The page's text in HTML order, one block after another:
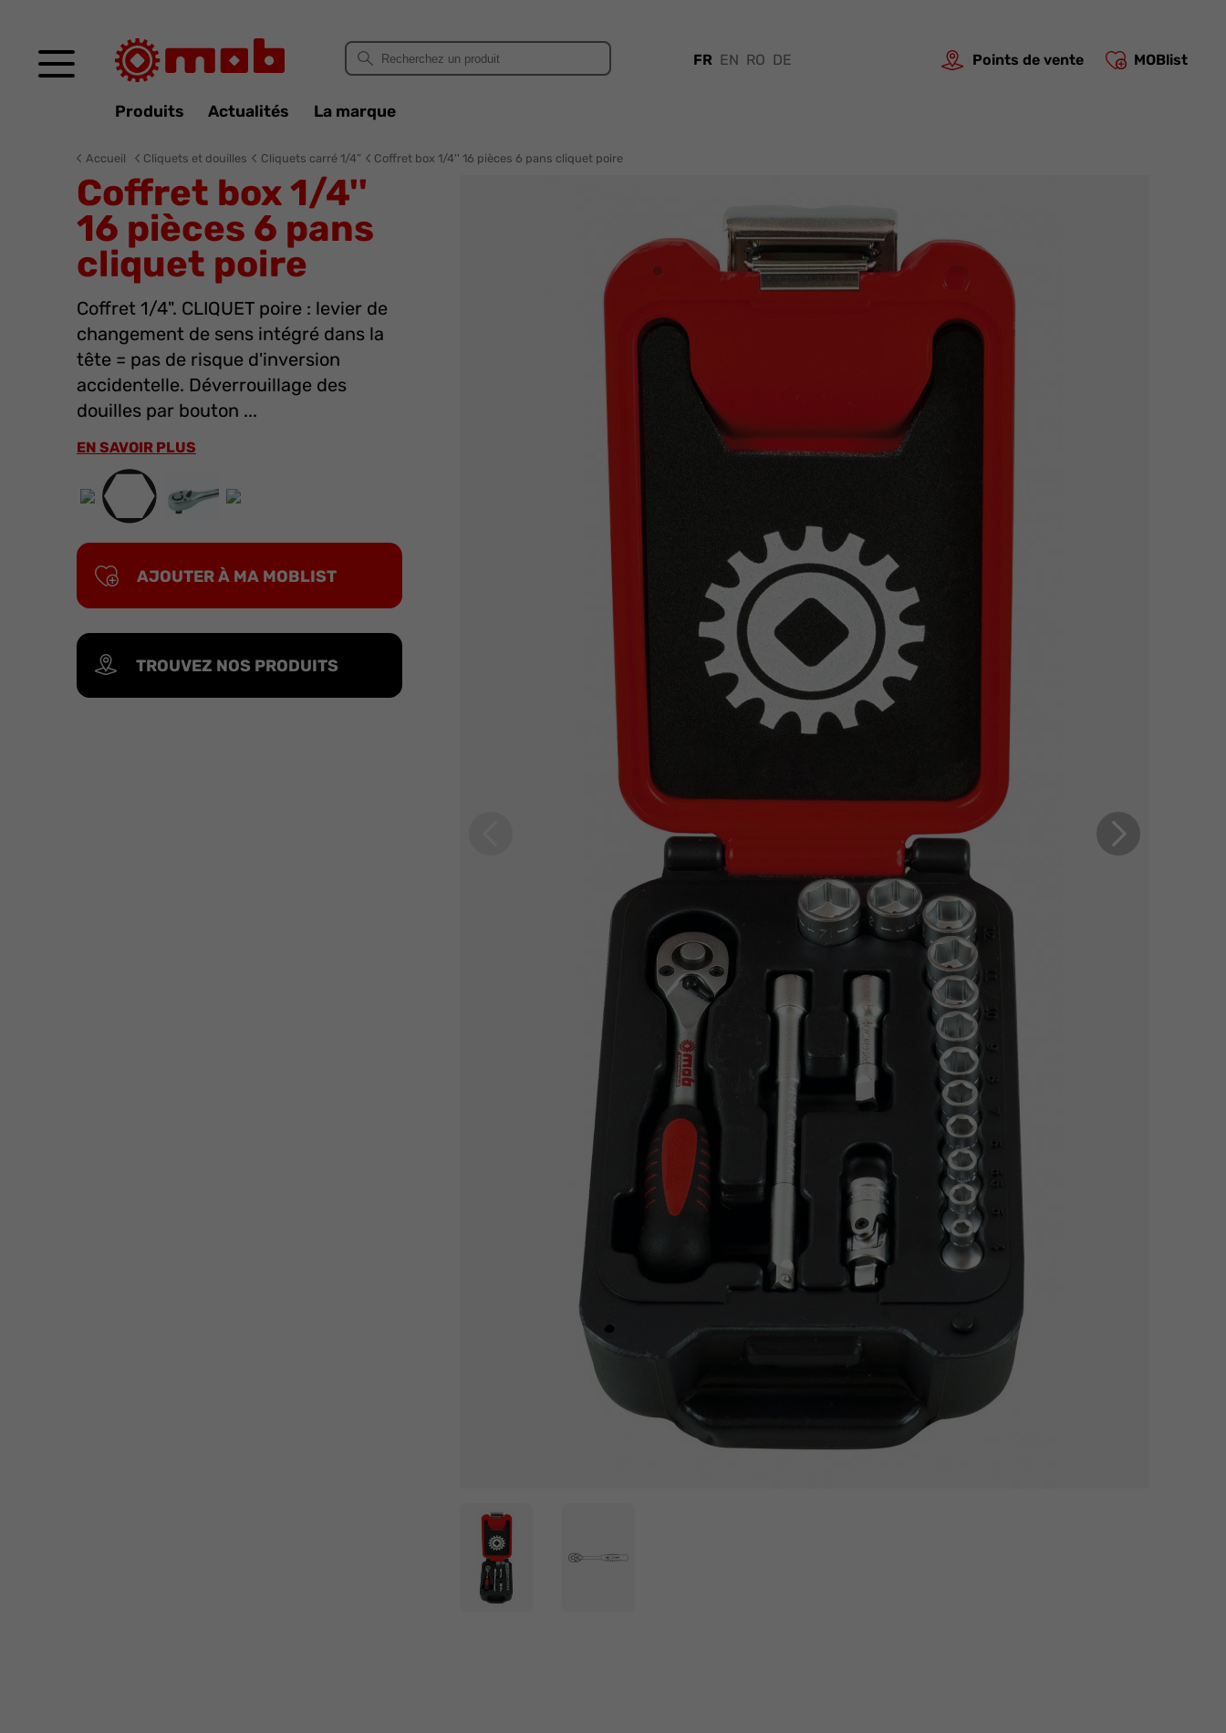
FR EN RO DE Points de vente MOBlist
Produits Actualités La marque
Accueil Cliquets et douilles Cliquets carré 1/4” Coffret box 1/4'' 16 pièces 6 pans cliquet poire
Coffret box 1/4''
16 pièces 6 pans
cliquet poire
Coffret 1/4". CLIQUET poire : levier de
changement de sens intégré dans la
tête = pas de risque d'inversion
accidentelle. Déverrouillage des
douilles par bouton ...
EN SAVOIR PLUS
AJOUTER À MA MOBLIST
TROUVEZ NOS PRODUITS